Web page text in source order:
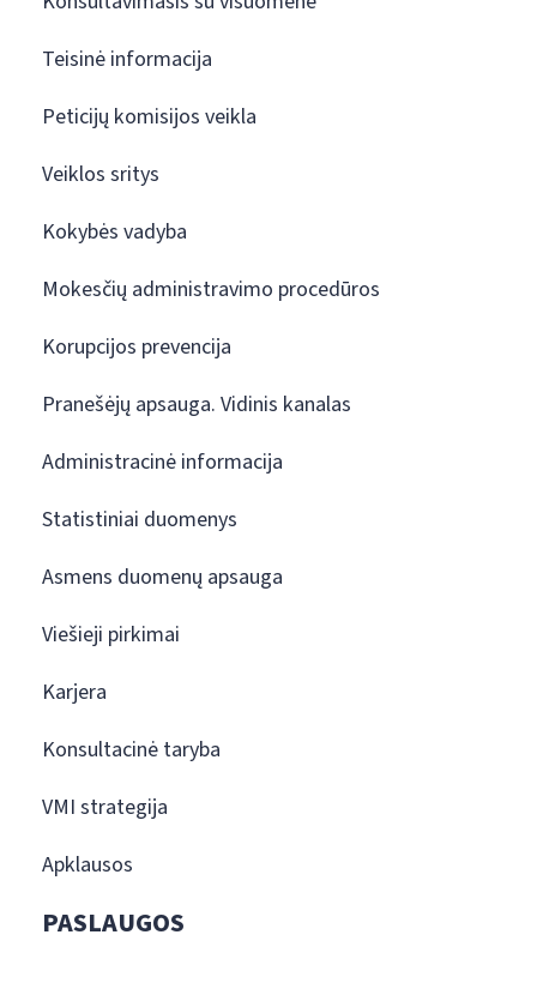
Teisinė informacija
Peticijų komisijos veikla
Veiklos sritys
Kokybės vadyba
Mokesčių administravimo procedūros
Korupcijos prevencija
Pranešėjų apsauga. Vidinis kanalas
Administracinė informacija
Statistiniai duomenys
Asmens duomenų apsauga
Viešieji pirkimai
Karjera
Konsultacinė taryba
VMI strategija
Apklausos
PASLAUGOS